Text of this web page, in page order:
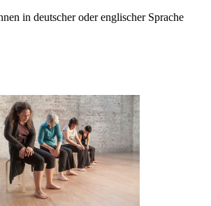
in deutscher oder englischer Sprache